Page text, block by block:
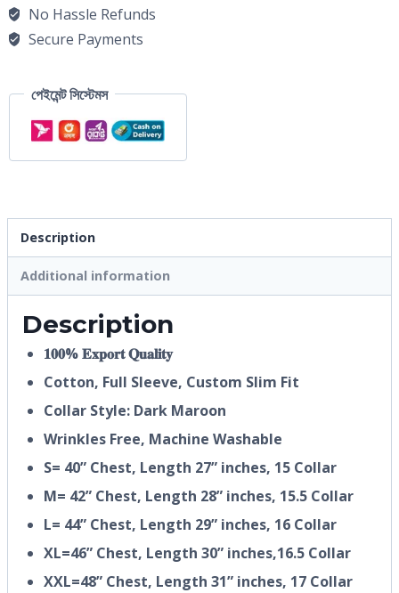
No Hassle Refunds
Secure Payments
পেইমেন্ট সিস্টেমস
Description
Additional information
Description
𝟏𝟎𝟎% 𝐄𝐱𝐩𝐨𝐫𝐭 𝐐𝐮𝐚𝐥𝐢𝐭𝐲
Cotton, Full Sleeve, Custom Slim Fit
Collar Style: Dark Maroon
Wrinkles Free, Machine Washable
S= 40” Chest, Length 27” inches, 15 Collar
M= 42” Chest, Length 28” inches, 15.5 Collar
L= 44” Chest, Length 29” inches, 16 Collar
XL=46” Chest, Length 30” inches,16.5 Collar
XXL=48” Chest, Length 31” inches, 17 Collar